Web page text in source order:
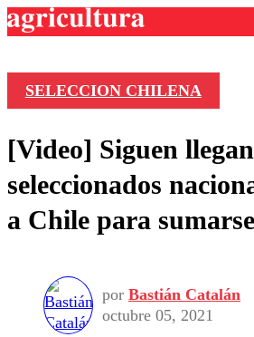
Frecuencias
Agricultura TV
Deportes
Colo Colo
Seleccion Chilena
Torneo Internacional
Entretención
Economía
Internacional
Publicaciones en
Opinión
SELECCION CHILENA
[Video] Siguen
seleccionados
a Chile para
por Bastián Catalán
octubre 05, 2021